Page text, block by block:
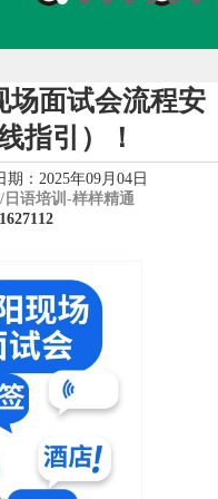
场面试会流程安
指引）！
：2025年09月04日
语培训-样样精通